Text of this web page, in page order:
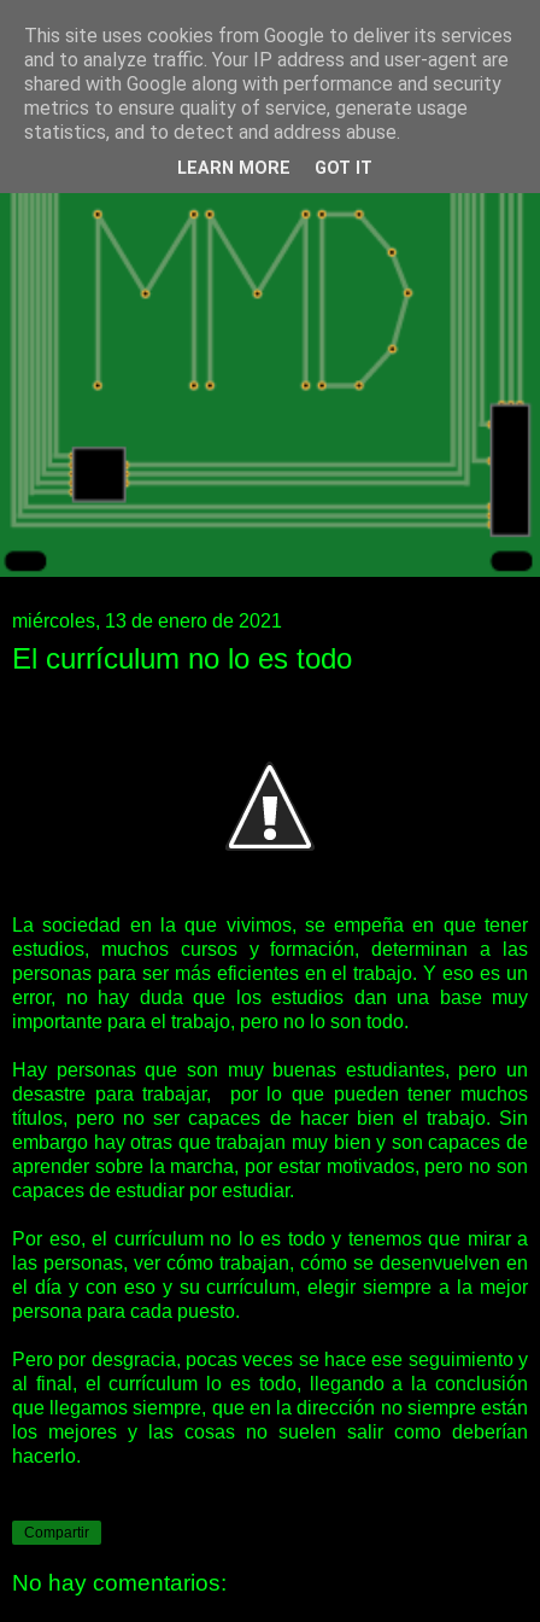
miércoles, 13 de enero de 2021
El currículum no lo es todo
La sociedad en la que vivimos, se empeña en que tener
estudios, muchos cursos y formación, determinan a las
personas para ser más eficientes en el trabajo. Y eso es un
error, no hay duda que los estudios dan una base muy
importante para el trabajo, pero no lo son todo.
Hay personas que son muy buenas estudiantes, pero un
desastre para trabajar, por lo que pueden tener muchos
títulos, pero no ser capaces de hacer bien el trabajo. Sin
embargo hay otras que trabajan muy bien y son capaces de
aprender sobre la marcha, por estar motivados, pero no son
capaces de estudiar por estudiar.
Por eso, el currículum no lo es todo y tenemos que mirar a
las personas, ver cómo trabajan, cómo se desenvuelven en
el día y con eso y su currículum, elegir siempre a la mejor
persona para cada puesto.
Pero por desgracia, pocas veces se hace ese seguimiento y
al final, el currículum lo es todo, llegando a la conclusión
que llegamos siempre, que en la dirección no siempre están
los mejores y las cosas no suelen salir como deberían
hacerlo.
Compartir
No hay comentarios:
This site uses cookies from Google to deliver its services
and to analyze traffic. Your IP address and user-agent are
shared with Google along with performance and security
metrics to ensure quality of service, generate usage
statistics, and to detect and address abuse.
LEARN MORE GOT IT